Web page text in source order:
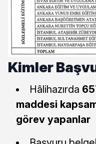
Kimler
Hâlihazırda
maddesi
görev yapanlar